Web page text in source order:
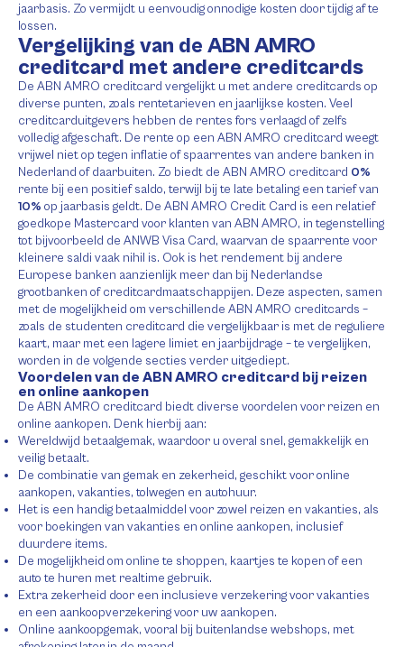
jaarbasis. Zo vermijdt u eenvoudig onnodige kosten door tijdig af te
lossen.
Vergelijking van de ABN AMRO
creditcard met andere creditcards
De ABN AMRO creditcard vergelijkt u met andere creditcards op
diverse punten, zoals rentetarieven en jaarlijkse kosten. Veel
creditcarduitgevers hebben de rentes fors verlaagd of zelfs
volledig afgeschaft. De rente op een ABN AMRO creditcard weegt
vrijwel niet op tegen inflatie of spaarrentes van andere banken in
Nederland of daarbuiten. Zo biedt de ABN AMRO creditcard 0%
rente bij een positief saldo, terwijl bij te late betaling een tarief van
10% op jaarbasis geldt. De ABN AMRO Credit Card is een relatief
goedkope Mastercard voor klanten van ABN AMRO, in tegenstelling
tot bijvoorbeeld de ANWB Visa Card, waarvan de spaarrente voor
kleinere saldi vaak nihil is. Ook is het rendement bij andere
Europese banken aanzienlijk meer dan bij Nederlandse
grootbanken of creditcardmaatschappijen. Deze aspecten, samen
met de mogelijkheid om verschillende ABN AMRO creditcards –
zoals de studenten creditcard die vergelijkbaar is met de reguliere
kaart, maar met een lagere limiet en jaarbijdrage – te vergelijken,
worden in de volgende secties verder uitgediept.
Voordelen van de ABN AMRO creditcard bij reizen
en online aankopen
De ABN AMRO creditcard biedt diverse voordelen voor reizen en
online aankopen. Denk hierbij aan:
Wereldwijd betaalgemak, waardoor u overal snel, gemakkelijk en
veilig betaalt.
De combinatie van gemak en zekerheid, geschikt voor online
aankopen, vakanties, tolwegen en autohuur.
Het is een handig betaalmiddel voor zowel reizen en vakanties, als
voor boekingen van vakanties en online aankopen, inclusief
duurdere items.
De mogelijkheid om online te shoppen, kaartjes te kopen of een
auto te huren met realtime gebruik.
Extra zekerheid door een inclusieve verzekering voor vakanties
en een aankoopverzekering voor uw aankopen.
Online aankoopgemak, vooral bij buitenlandse webshops, met